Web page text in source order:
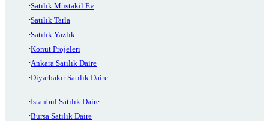
Satılık Müstakil Ev
Satılık Tarla
Satılık Yazlık
Konut Projeleri
Ankara Satılık Daire
Diyarbakır Satılık Daire
İstanbul Satılık Daire
Bursa Satılık Daire